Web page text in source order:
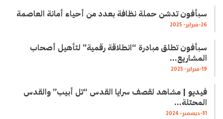
سبأفون تدشن حملة نظافة بعدد من أحياء أمانة العاصمة
26-فبراير- 2025
سبأفون تطلق مبادرة “انطلاقة رقمية” لتأهيل أصحاب
المشاريع…
19-فبراير- 2025
فيديو | مشاهد لقصف سرايا القدس “تل أبيب” والقدس
المحتلة…
31-ديسمبر- 2024